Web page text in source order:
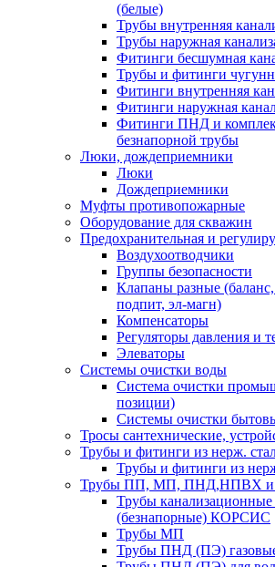
(белые)
Трубы внутренняя
Трубы наружная
Фитинги бесшумная
Трубы и фитинги
Фитинги внутренняя
Фитинги наружная
Фитинги ПНД и
безнапорной трубы
Люки, дождеприемники
Люки
Дождеприемники
Муфты противопожарные
Оборудование для скважин
Предохранительная и
Воздухоотводчики
Группы безопасности
Клапаны разные
подпит, эл-магн)
Компенсаторы
Регуляторы давления и
Элеваторы
Системы очистки воды
Система очистки
позиции)
Системы очистки
Тросы сантехнические,
Трубы и фитинги из нерж.
Трубы и фитинги из
Трубы ПП, МП, ПНД,НПВХ и
Трубы
(безнапорные) КОРСИС
Трубы МП
Трубы ПНД (ПЭ)